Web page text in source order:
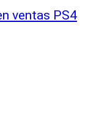
ventas PS4